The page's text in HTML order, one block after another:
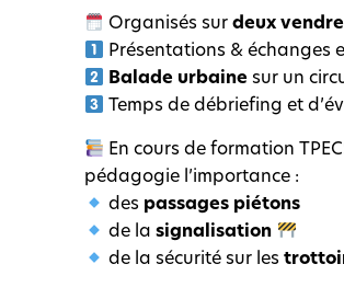
Organisés surdeux
Présentations & échanges
Balade urbaine sur un
Temps de débriefing et
En cours de formation
pédagogie l’importance :
des passages piétons
de lasignalisation
de la sécurité sur les